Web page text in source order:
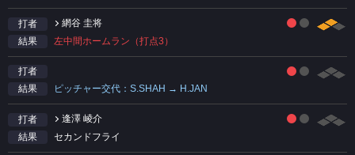
打者
網谷 圭将
結果
左中間ホームラン（打点3）
打者
結果
ピッチャー交代：S.SHAH → H.JAN
打者
逢澤 崚介
結果
セカンドフライ